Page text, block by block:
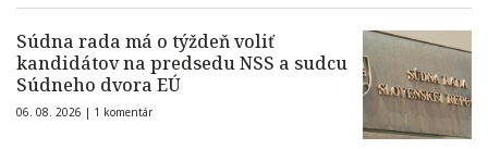
Súdna rada má o týždeň voliť
kandidátov na predsedu NSS a sudcu
Súdneho dvora EÚ
06. 08. 2026 | 1 komentár